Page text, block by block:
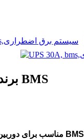
یو پی اس 30 آمپر UPS برند BMS
UPS BMS مناسب برای دوربین مداربسته 30 آمپر برند BMS